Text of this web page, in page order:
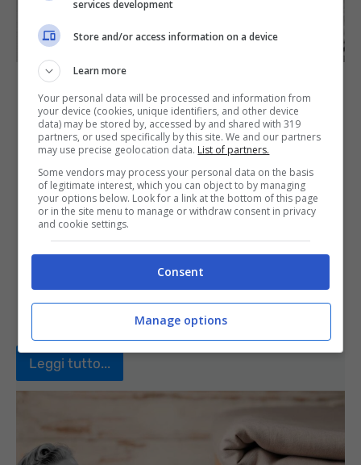
I fogli di alluminio hanno un lato
lucido e uno opaco, pochi sanno
come va utilizzato: ecco come
si fa
8 Ottobre 2025 Valentina Trogu
I due lati dei fogli di alluminio sono diversi –
uno lucido e l’altro opaco – perché hanno
due usi differenti? ...
Leggi tutto...
services development
Store and/or access information on a device
Learn more
Your personal data will be processed and information from
your device (cookies, unique identifiers, and other device
data) may be stored by, accessed by and shared with 319
partners, or used specifically by this site. We and our partners
may use precise geolocation data. List of partners.
Some vendors may process your personal data on the basis
of legitimate interest, which you can object to by managing
your options below. Look for a link at the bottom of this page
or in the site menu to manage or withdraw consent in privacy
and cookie settings.
Consent
Manage options